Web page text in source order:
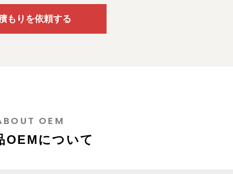
もりを依頼する
OEM
OEMについて